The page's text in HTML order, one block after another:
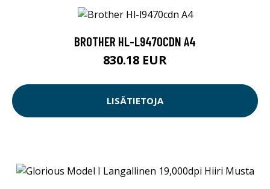
BROTHER HL-L9470CDN A4
830.18 EUR
LISÄTIETOJA